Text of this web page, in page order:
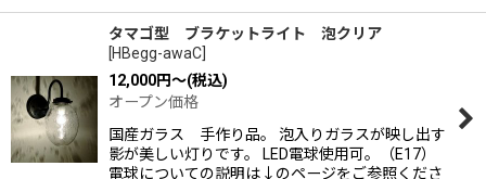
タマゴ型 ブラケットライト 泡クリア
[HBegg-awaC
12,000円～(税込)
オープン価格
国産ガラス 手作り品。 泡入りガラスが映し出す
影が美しい灯りです。 LED電球使用可。（E17）
電球についての説明は↓のページをご参照くださ